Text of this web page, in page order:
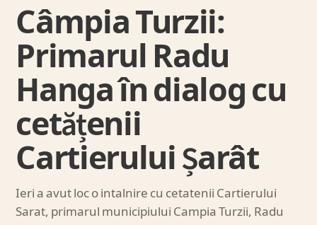
Câmpia Turzii:
Primarul Radu
Hanga în dialog cu
cetățenii
Cartierului Șarât
Ieri a avut loc o intalnire cu cetatenii Cartierului
Sarat, primarul municipiului Campia Turzii, Radu